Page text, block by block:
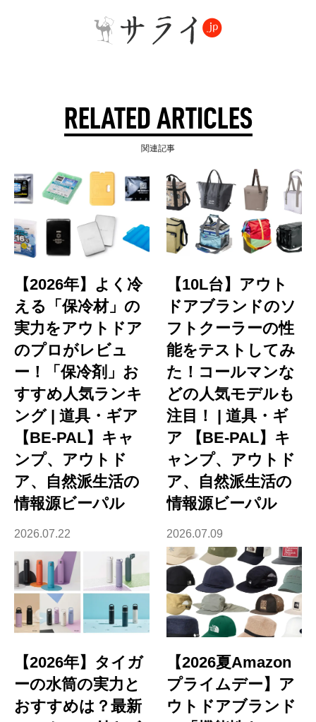
RELATED ARTICLES
関連記事
【2026年】よく冷
える「保冷材」の
実力をアウトドア
のプロがレビュ
ー！「保冷剤」お
すすめ人気ランキ
ング | 道具・ギア
【BE-PAL】キャ
ンプ、アウトド
ア、自然派生活の
情報源ビーパル
2026.07.22
【10L台】アウト
ドアブランドのソ
フトクーラーの性
能をテストしてみ
た！コールマンな
どの人気モデルも
注目！ | 道具・ギ
ア 【BE-PAL】キ
ャンプ、アウトド
ア、自然派生活の
情報源ビーパル
2026.07.09
【2026年】タイガ
ーの水筒の実力と
おすすめは？最新
【2026夏Amazon
プライムデー】ア
ウトドアブランド